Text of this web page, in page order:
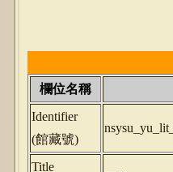
欄位名稱
Identifier
(館藏號)
Title